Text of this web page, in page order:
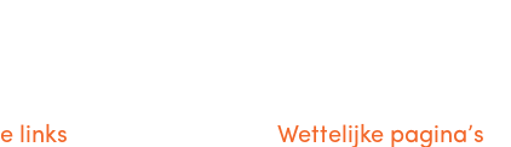
links Wettelijke pagina’s